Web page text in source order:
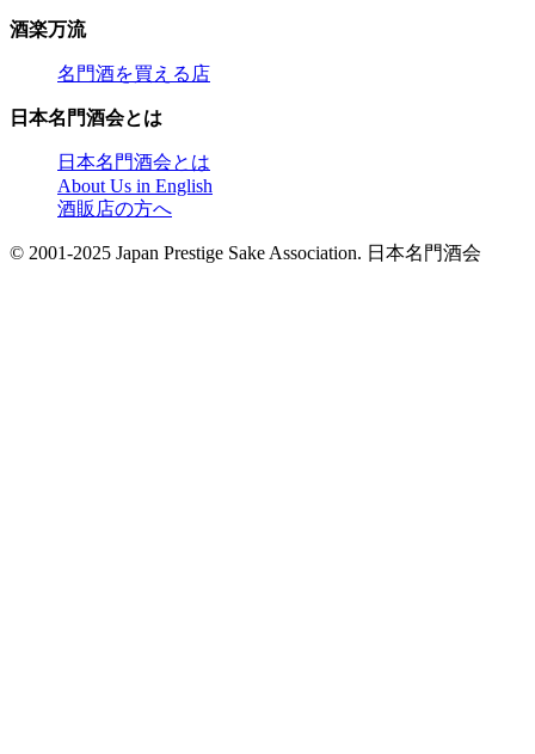
酒楽万流
名門酒を買える店
日本名門酒会とは
日本名門酒会とは
About Us in English
酒販店の方へ
© 2001-2025 Japan Prestige Sake Association. 日本名門酒会